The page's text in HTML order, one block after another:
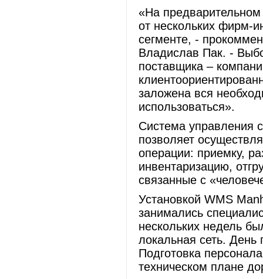
«На
от нескольких фирм-
сегменте, -
Владислав Пак. -
поставщика –
заложена вся
использоваться».
Система управления
позволяет
операции: приемку,
инвентаризацию,
связанные с
Установкой WMS
занимались
нескольких недель
локальная сеть.
Подготовка
техническом плане